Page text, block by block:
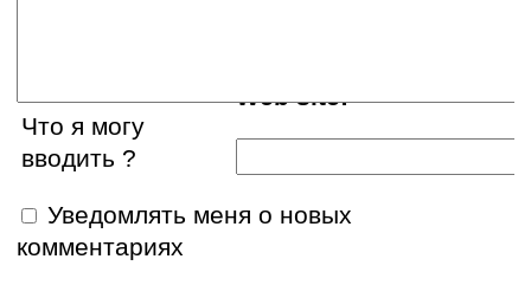
Web site:
Что я могу
вводить ?
Уведомлять меня о новых
комментариях